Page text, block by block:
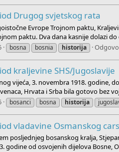
Drugog svjetskog rata
Evrope Trojnom paktu,
paktu. Dva dana kasnije dolazi
bosna bosnia historija
kraljevine SHS/Jugoslavije
vijeća, 3. novembra 1918. godine,
Hrvata i Srba bila gotovo bez
bosanci bosna historija
vladavine Osmanskog
posljednjeg bosanskog kralja,
godine od osvojenih dijelova Bosne,